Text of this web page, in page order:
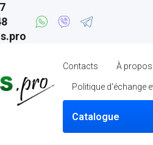
Contacts À
Politique d'échange
Catalogue